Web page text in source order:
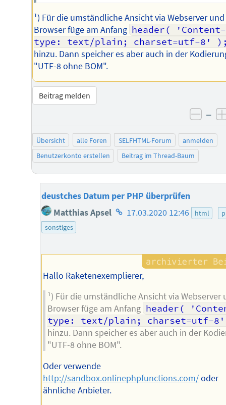
¹) Für die umständliche Ansicht via Webserver und
Browser füge am Anfang header( 'Content-
type: text/plain; charset=utf-8'
hinzu. Dann speicher es aber auch in der
"UTF-8 ohne BOM".
Beitrag melden
–
Übersicht alle Foren SELFHTML-Forum
anmelden
Benutzerkonto erstellen
Beitrag im Thread-Baum
deustches Datum per PHP überprüfen
Matthias Apsel Homepage
17.03.2020 12:46 html
sonstiges
Hallo Raketenexemplierer,
¹) Für die umständliche Ansicht via Webserver
Browser füge am Anfang header(
type: text/plain; charset=utf-
hinzu. Dann speicher es aber auch in der
"UTF-8 ohne BOM".
Oder verwende
http://sandbox.onlinephpfunctions.com/oder
ähnliche Anbieter.